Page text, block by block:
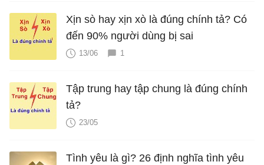
Xịn sò hay xịn xò là đúng chính tả? Có
đến 90% người dùng bị sai
13/06 1
Tập trung hay tập chung là đúng chính
tả?
23/05
Tình yêu là gì? 26 định nghĩa tình yêu